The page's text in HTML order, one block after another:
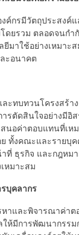
รมีวัตถุประสงค์แ
ยรวม ตลอดจนก
มาใช้อย่างเหมา
ะอนาคต
บทวนโครงสร้า
รตัดสินใจอย่างมีอิ
สนอค่าตอบแทนที่
งคณะและรายบุ
ธุรกิจ และกฎหม
หมาะสม
บุคลากร
และพิจารณาค่าต
ห้มีการพัฒนากรร